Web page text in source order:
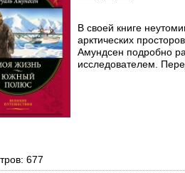
В своей книге
арктических
Амундсен подробно
исследователем.
677